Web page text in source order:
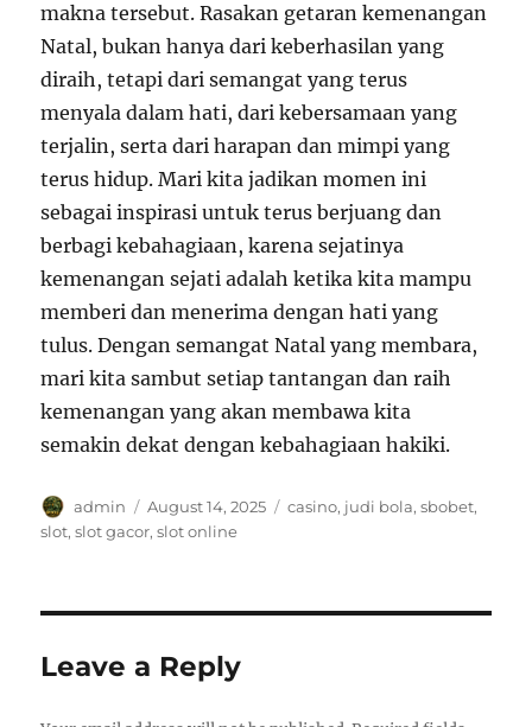
makna tersebut. Rasakan getaran kemenangan
Natal, bukan hanya dari keberhasilan yang
diraih, tetapi dari semangat yang terus
menyala dalam hati, dari kebersamaan yang
terjalin, serta dari harapan dan mimpi yang
terus hidup. Mari kita jadikan momen ini
sebagai inspirasi untuk terus berjuang dan
berbagi kebahagiaan, karena sejatinya
kemenangan sejati adalah ketika kita mampu
memberi dan menerima dengan hati yang
tulus. Dengan semangat Natal yang membara,
mari kita sambut setiap tantangan dan raih
kemenangan yang akan membawa kita
semakin dekat dengan kebahagiaan hakiki.
Author
admin
Posted
on
August 14, 2025 Tags
casino, judi bola,sbobet,
slot,slot gacor,slot online
Leave a Reply